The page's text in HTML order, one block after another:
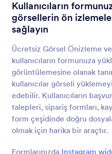
Kullanıcıların
görsellerin ön
sağlayın
Ücretsiz Görsel Önizleme
kullanıcıların formunuza
görüntülemesine olanak
kullanıcılar görseli
edebilir. Kullanıcıların
talepleri, sipariş formları,
form çeşidinde doğru
olmak için harika bir araçtır.
Formlarınızda Instagram
Görsel Slayt
Formunuza fotoğraf
Görsel Önizleme
Kullanıcıların
ön izlemelerini
Görselli Seçenekler
Kullanıcıların
verin